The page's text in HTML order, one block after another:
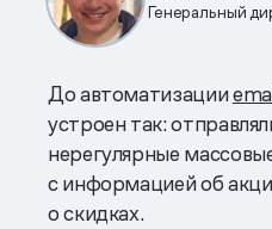
Генеральный
До автоматизации
устроен так:
нерегулярные
с информацией об
о скидках.